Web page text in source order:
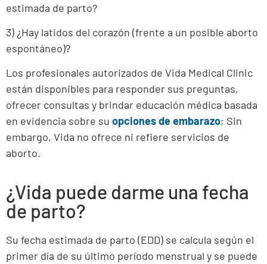
estimada de parto?
3) ¿Hay latidos del corazón (frente a un posible aborto
espontáneo)?
Los profesionales autorizados de Vida Medical Clinic
están disponibles para responder sus preguntas,
ofrecer consultas y brindar educación médica basada
en evidencia sobre su opciones de embarazo; Sin
embargo, Vida no ofrece ni refiere servicios de
aborto.
¿Vida puede darme una fecha
de parto?
Su fecha estimada de parto (EDD) se calcula según el
primer día de su último período menstrual y se puede